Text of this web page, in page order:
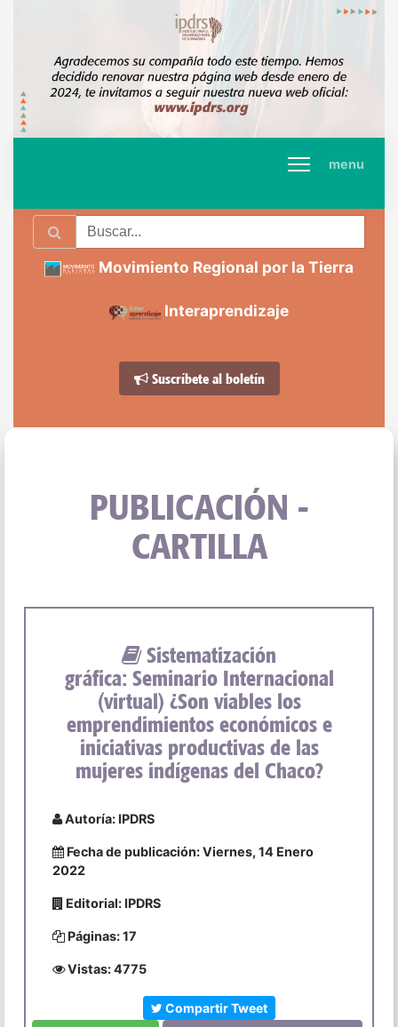
menu
Movimiento Regional por la Tierra
Interaprendizaje
Suscríbete al boletín
PUBLICACIÓN -
CARTILLA
Sistematización
gráfica: Seminario Internacional
(virtual) ¿Son viables los
emprendimientos económicos e
iniciativas productivas de las
mujeres indígenas del Chaco?
Autoría: IPDRS
Fecha de publicación: Viernes, 14 Enero
2022
Editorial: IPDRS
Páginas: 17
Vistas: 4775
Compartir Tweet